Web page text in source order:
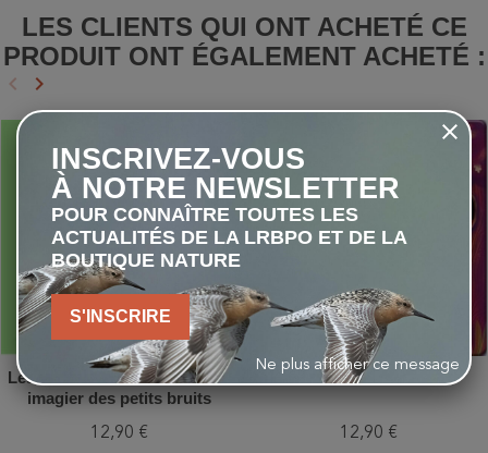
LES CLIENTS QUI ONT ACHETÉ CE
PRODUIT ONT ÉGALEMENT ACHETÉ :
Précédent
keyboard_arrow_left Suivant
keyboard_arrow_right
favorite_border
Les animaux de la forêt - Mon
imagier des petits bruits
12,90 €
La nuit
12,90 €
INSCRIVEZ-VOUS
À NOTRE NEWSLETTER
POUR CONNAÎTRE TOUTES LES
ACTUALITÉS DE LA LRBPO ET DE LA
BOUTIQUE NATURE
S'INSCRIRE
Ne plus afficher ce message